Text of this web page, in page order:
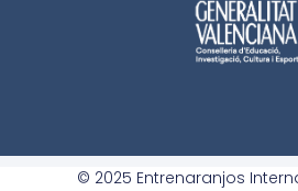
© 2025 Entrenaranjos